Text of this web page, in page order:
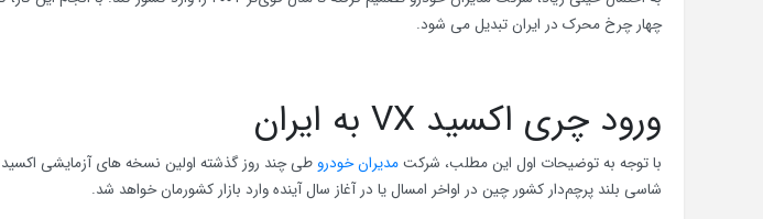
چهار چرخ محرک در ایران تبدیل می شود.
ورود چری اکسید VX به ایران
با توجه به توضیحات اول این مطلب، شرکتمدیران خودرو
شاسی بلند پرچم‌دار کشور چین در اواخر امسال یا در آغاز سال آینده وارد بازار کشورمان خواهد شد.